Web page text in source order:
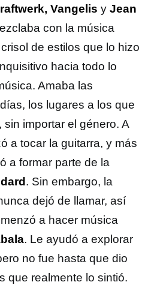
Vangelis y Jean
con la música
de estilos que lo hizo
hacia todo lo
Amaba las
los lugares a los que
sin importar el género. A
a tocar la guitarra, y más
a formar parte de la
. Sin embargo, la
dejó de llamar, así
a hacer música
. Le ayudó a explorar
no fue hasta que dio
que realmente lo sintió.